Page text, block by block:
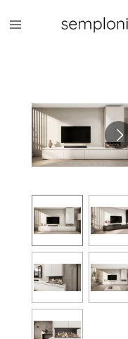
direct